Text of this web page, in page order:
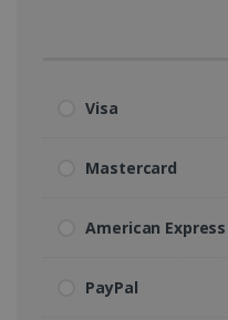
Visa
Mastercard
American Express
PayPal